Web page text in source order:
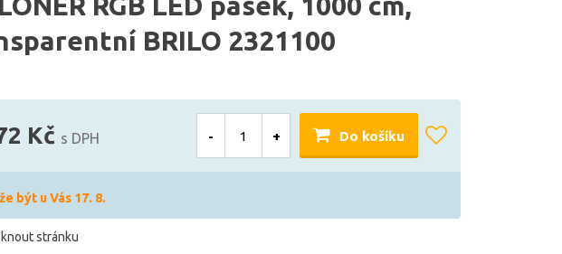
BRILO 2321100
Kč s DPH - + Do košíku
být u Vás 17. 8.
stránku